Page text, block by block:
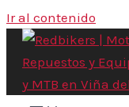
Ir al contenido